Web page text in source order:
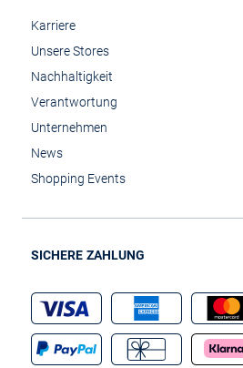
Karriere
Unsere Stores
Nachhaltigkeit
Verantwortung
Unternehmen
News
Shopping Events
SICHERE ZAHLUNG